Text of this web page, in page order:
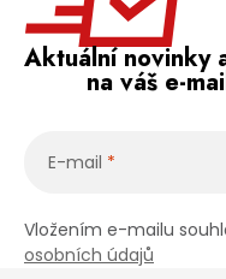
Aktuální novinky
na váš e-
E-mail
Vložením e-mailu
osobních údajů